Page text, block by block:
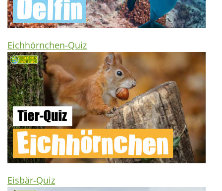
Eichhörnchen-Quiz
Eisbär-Quiz